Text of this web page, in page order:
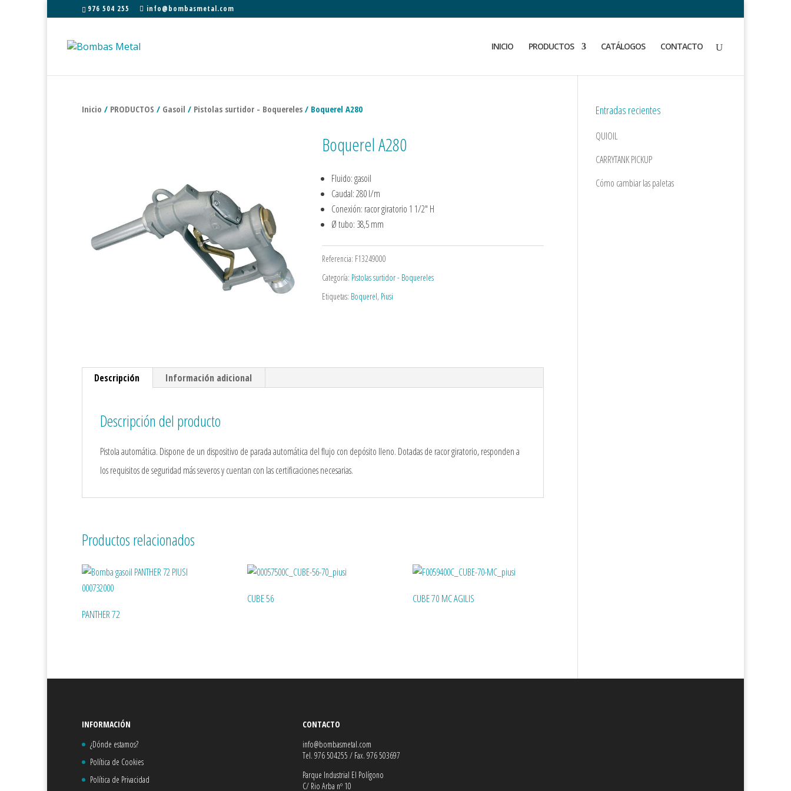
976 504 255 info@bombasmetal.com
INICIO PRODUCTOS CATÁLOGOS CONTACTO
Inicio / PRODUCTOS / Gasoil / Pistolas surtidor - Boquereles / Boquerel A280
Boquerel A280
Fluido: gasoil
Caudal: 280 l/m
Conexión: racor giratorio 1 1/2″ H
Ø tubo: 38,5 mm
Referencia: F13249000
Categoría: Pistolas surtidor - Boquereles
Etiquetas: Boquerel, Piusi
Descripción Información adicional
Descripción del producto
Pistola automática. Dispone de un dispositivo de parada automática del flujo con depósito lleno. Dotadas de racor giratorio, responden a
los requisitos de seguridad más severos y cuentan con las certificaciones necesarias.
Productos relacionados
PANTHER 72
CUBE 56 CUBE 70 MC AGILIS
Entradas recientes
QUIOIL
CARRYTANK PICKUP
Cómo cambiar las paletas
INFORMACIÓN
¿Dónde estamos?
Política de Cookies
Política de Privacidad
CONTACTO
info@bombasmetal.com
Tel. 976 504255 / Fax. 976 503697
Parque Industrial El Polígono
C/ Rio Arba nº 10